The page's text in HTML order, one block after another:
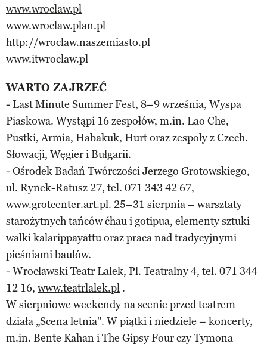
www.wroclaw.pl
www.wroclaw.plan.pl
http://wroclaw.naszemiasto.pl
www.itwroclaw.pl
WARTO ZAJRZEĆ
- Last Minute Summer Fest, 8–9 września, Wyspa
Piaskowa. Wystąpi 16 zespołów, m.in. Lao Che,
Pustki, Armia, Habakuk, Hurt oraz zespoły z Czech.
Słowacji, Węgier i Bułgarii.
- Ośrodek Badań Twórczości Jerzego Grotowskiego,
ul. Rynek-Ratusz 27, tel. 071 343 42 67,
www.grotcenter.art.pl. 25–31 sierpnia – warsztaty
starożytnych tańców ćhau i gotipua, elementy sztuki
walki kalarippayattu oraz praca nad tradycyjnymi
pieśniami baulów.
- Wrocławski Teatr Lalek, Pl. Teatralny 4, tel. 071 344
12 16, www.teatrlalek.pl .
W sierpniowe weekendy na scenie przed teatrem
działa „Scena letnia". W piątki i niedziele – koncerty,
m.in. Bente Kahan i The Gipsy Four czy Tymona